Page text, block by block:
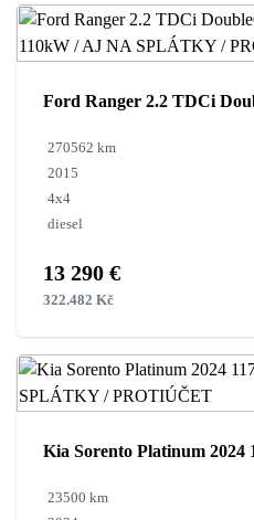
270562 km
2015
4x4
diesel
13 290 €
322.482 Kč
23500 km